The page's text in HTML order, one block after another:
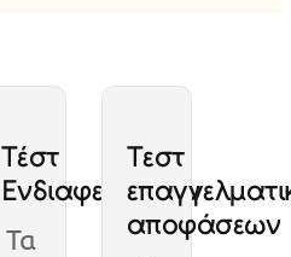
Τέστ
Ενδιαφερόντων
Τα
Τεστ
αποφάσεων